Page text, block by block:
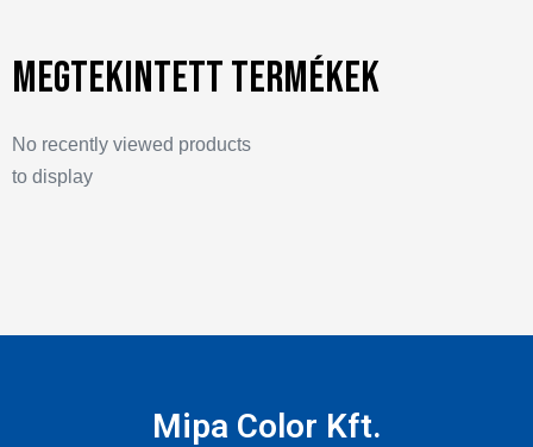
Megtekintett termékek
No recently viewed products
to display
Mipa Color Kft.